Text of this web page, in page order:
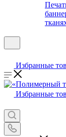
Избранные
Избранные